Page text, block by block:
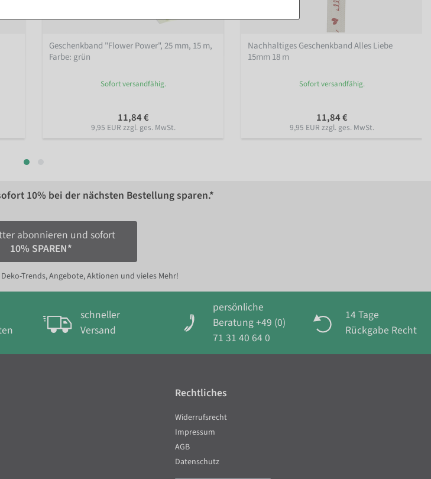
Geschenkband "Flower Power", 25 mm, 15 m,
Farbe: grün
Sofort versandfähig.
11,84 €
9,95 EUR zzgl. ges. MwSt.
Nachhaltiges Geschenkband Alles Liebe
15mm 18 m
Sofort versandfähig.
11,84 €
9,95 EUR zzgl. ges. MwSt.
10% bei der nächsten Bestellung sparen.*
abonnieren und sofort
10% SPAREN*
Trends, Angebote, Aktionen und vieles Mehr!
schneller
Versand
persönliche
Beratung +49 (0)
71 31 40 64 0
14 Tage
Rückgabe Recht
Rechtliches
Widerrufsrecht
Impressum
AGB
Datenschutz